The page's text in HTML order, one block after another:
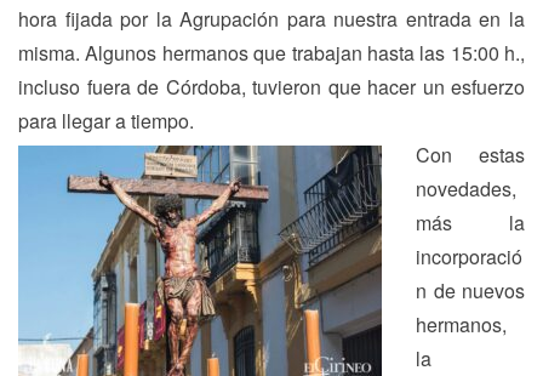
hora fijada por la Agrupación para nuestra entrada en la
misma. Algunos hermanos que trabajan hasta las 15:00 h.,
incluso fuera de Córdoba, tuvieron que hacer un esfuerzo
para llegar a tiempo.
Con estas
novedades,
más la
incorporació
n de nuevos
hermanos,
la